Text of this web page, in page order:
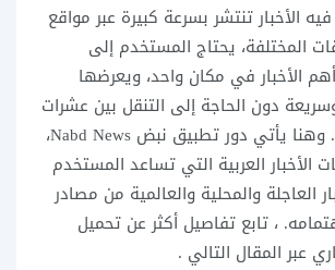
الأخبار تنتشر بسرعة كبيرة عبر مواقع
المختلفة، يحتاج المستخدم إلى
الأخبار في مكان واحد، ويعرضها
دون الحاجة إلى التنقل بين عشرات
المواقع الإخبارية. وهنا يأتي دور تطبيق نبض Nabd News،
الأخبار العربية التي تساعد المستخدم
العاجلة والمحلية والعالمية من مصادر
، تابع تفاصيل أكثر عن تحميل
عبر المقال التالي .